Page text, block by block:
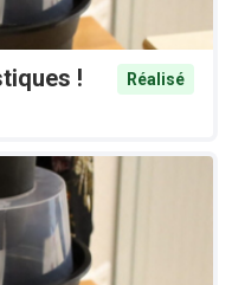
!
Réalisé